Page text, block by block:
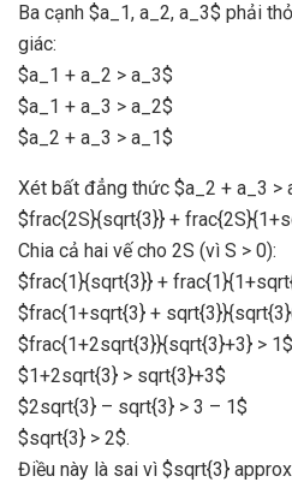
Ba cạnh $a_1, a_2, a_3$ phải
giác:
$a_1 + a_2 > a_3$
$a_1 + a_3 > a_2$
$a_2 + a_3 > a_1$
Xét bất đẳng thức $a_2 + a_3 >
$frac{2S}{sqrt{3}} +
Chia cả hai vế cho 2S (vì S > 0):
$frac{1}{sqrt{3}} +
$frac{1+sqrt{3} +
$frac{1+2sqrt{3}}{sqrt{3}+3} > 1$
$1+2sqrt{3} > sqrt{3}+3$
$2sqrt{3} – sqrt{3} > 3 – 1$
$sqrt{3} > 2$.
Điều này là sai vì $sqrt{3}